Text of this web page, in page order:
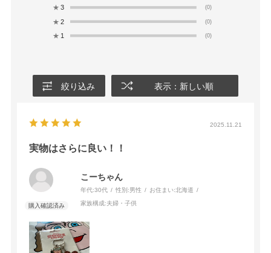
★ 3 (0)
★ 2 (0)
★ 1 (0)
絞り込み 表示：新しい順
2025.11.21
実物はさらに良い！！
こーちゃん
年代:30代 性別:男性 お住まい:北海道
家族構成:夫婦・子供